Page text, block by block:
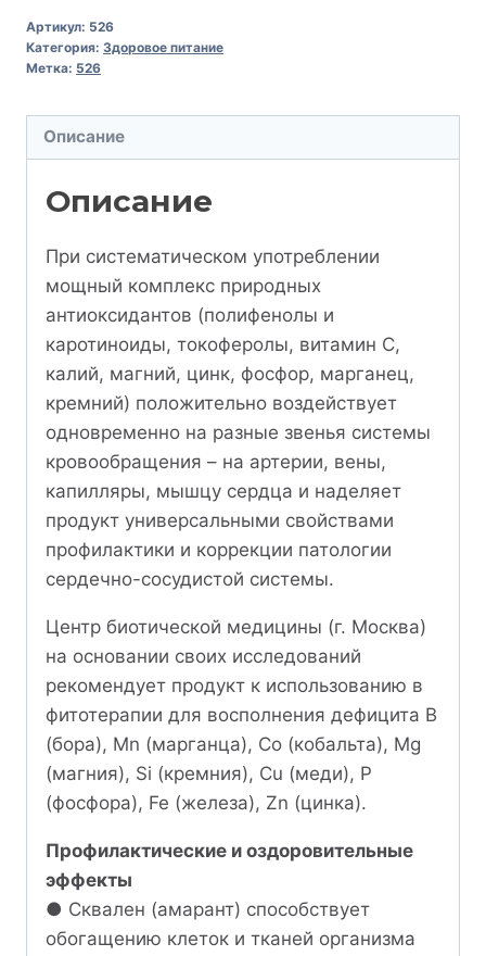
Артикул: 526
Категория: Здоровое питание
Метка: 526
Описание
Описание
При систематическом употреблении
мощный комплекс природных
антиоксидантов (полифенолы и
каротиноиды, токоферолы, витамин С,
калий, магний, цинк, фосфор, марганец,
кремний) положительно воздействует
одновременно на разные звенья системы
кровообращения – на артерии, вены,
капилляры, мышцу сердца и наделяет
продукт универсальными свойствами
профилактики и коррекции патологии
сердечно-сосудистой системы.
Центр биотической медицины (г. Москва)
на основании своих исследований
рекомендует продукт к использованию в
фитотерапии для восполнения дефицита B
(бора), Mn (марганца), Co (кобальта), Mg
(магния), Si (кремния), Cu (меди), P
(фосфора), Fe (железа), Zn (цинка).
Профилактические и оздоровительные
эффекты
● Сквален (амарант) способствует
обогащению клеток и тканей организма